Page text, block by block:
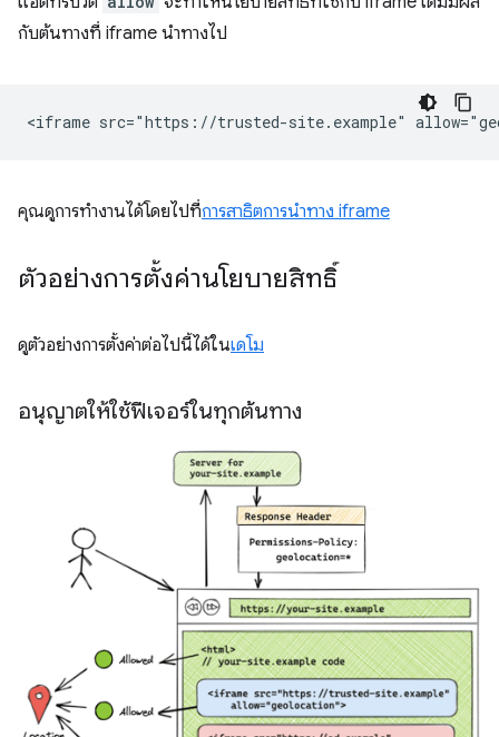
กับต้นทางที่ iframe นำทางไป
คุณดูการทำงานได้โดยไปที่การสาธิตการนำทาง iframe
ตัวอย่างการตั้งค่านโยบายสิทธิ์
ดูตัวอย่างการตั้งค่าต่อไปนี้ได้ในเดโม
อนุญาตให้ใช้ฟีเจอร์ในทุกต้นทาง